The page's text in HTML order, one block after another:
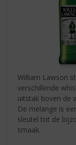
William Lawson
verschillende
uitstak boven de
De melange is
sleutel tot de
smaak.